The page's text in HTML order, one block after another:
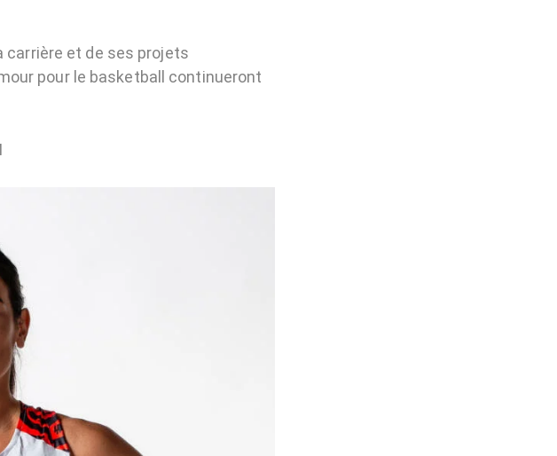
carrière et de ses projets
pour le basketball continueront